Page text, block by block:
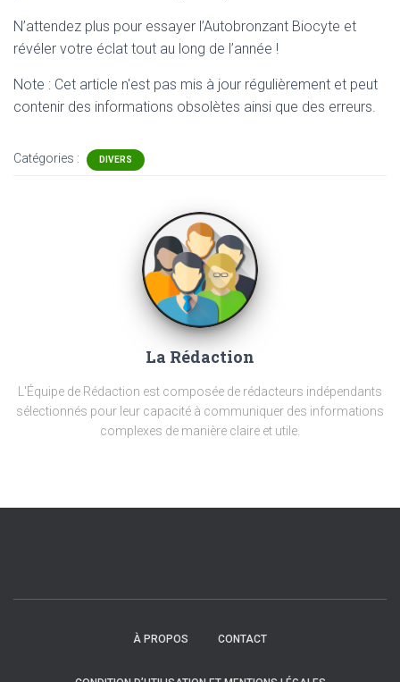
N’attendez plus pour essayer l’Autobronzant Biocyte et
révéler votre éclat tout au long de l’année !
Note : Cet article n'est pas mis à jour régulièrement et peut
contenir des informations obsolètes ainsi que des erreurs.
Catégories : DIVERS
La Rédaction
L'Équipe de Rédaction est composée de rédacteurs indépendants
sélectionnés pour leur capacité à communiquer des informations
complexes de manière claire et utile.
À PROPOS CONTACT